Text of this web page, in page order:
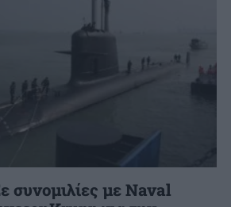
συνομιλίες με Naval